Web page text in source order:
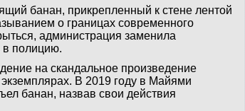
банан, прикрепленный к стене лентой
о границах современного
администрация заменила
полицию.
на скандальное произведение
В 2019 году в Майями
банан, назвав свои действия